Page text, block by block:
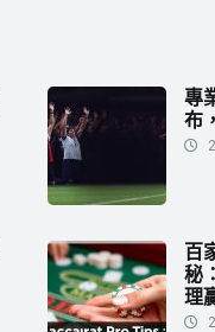
專
布
百
秘
理